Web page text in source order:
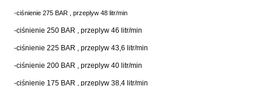
-ciśnienie 275 BAR , przeplyw 48 litr/min
-ciśnienie 250 BAR , przeplyw 46 litr/min
-ciśnienie 225 BAR , przeplyw 43,6 litr/min
-ciśnienie 200 BAR , przeplyw 40 litr/min
-ciśnienie 175 BAR , przeplyw 38,4 litr/min